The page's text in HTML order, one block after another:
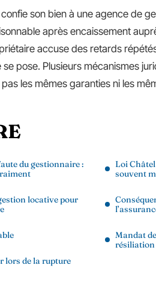
son bien à une agence de
après encaissement
accuse des retards
pose. Plusieurs mécanismes
les mêmes garanties ni les
du gestionnaire :
locative pour
lors de la rupture
Loi
souvent
Mandat
résiliation